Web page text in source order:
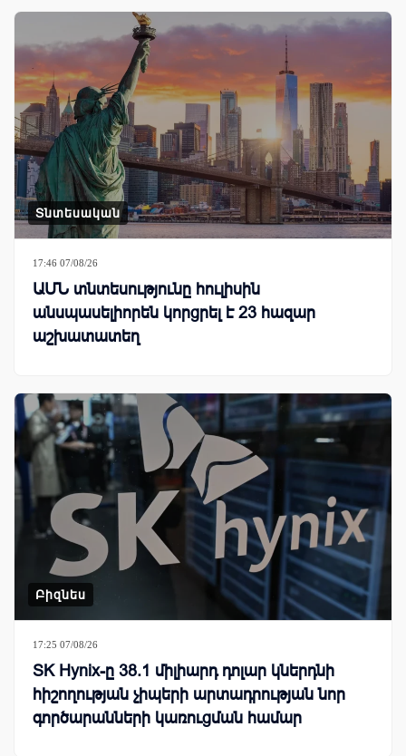
Տնտեսական
17:46 07/08/26
ԱՄՆ տնտեսությունը հուլիսին
անսպասելիորեն կորցրել է 23 հազար
աշխատատեղ
Բիզնես
17:25 07/08/26
SK Hynix-ը 38.1 միլիարդ դոլար կներդնի
հիշողության չիպերի արտադրության նոր
գործարանների կառուցման համար